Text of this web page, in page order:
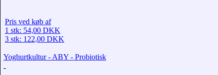
Pris ved køb af
1 stk: 54,00 DKK
3 stk: 122,00 DKK
Yoghurtkultur - ABY - Probiotisk
-